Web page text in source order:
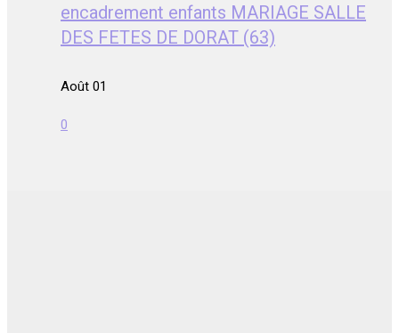
encadrement enfants MARIAGE SALLE
DES FETES DE DORAT (63)
Août 01
0